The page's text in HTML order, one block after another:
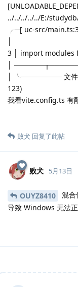
../../../../../E:/
╭─[ uc-src/
3 │ import modules
│
│ ╰──────── 文件
123)
我看vite.config.ts 有
败犬 回复了此帖
败犬 5月13日
OUYZ8410
混合
导致 Windows 无法正